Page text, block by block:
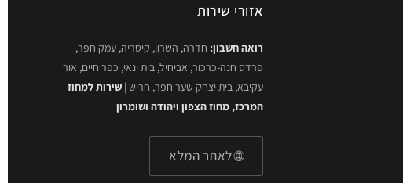
אזורי שירות
רואה חשבון: חדרה, השרון, קיסריה, עמק חפר,
פרדס חנה-כרכור, אביחיל, בית ינאי, כפר חיים, אור
עקיבא, בית יצחק שער חפר, חריש |שירות למחוז
המרכז, מחוז הצפון ויהודה ושומרון
🌐 לאתר המלא